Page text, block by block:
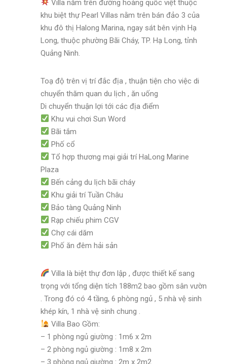
Villa nằm trên đường hoàng quốc việt thuộc
khu biệt thự Pearl Villas nằm trên bán đảo 3 của
khu đô thị Halong Marina, ngay sát bên vịnh Hạ
Long, thuộc phường Bãi Cháy, TP. Hạ Long, tỉnh
Quảng Ninh.
Toạ độ trên vị trí đắc địa , thuận tiện cho việc di
chuyển thăm quan du lịch , ăn uống
Di chuyển thuận lợi tới các địa điểm
Khu vui chơi Sun Word
Bãi tắm
Phố cổ
Tổ hợp thương mại giải trí HaLong Marine
Plaza
Bến cảng du lịch bãi cháy
Khu giải trí Tuần Châu
Bảo tàng Quảng Ninh
Rạp chiếu phim CGV
Chợ cái dăm
Phố ăn đêm hải sản
Villa là biệt thự đơn lập , được thiết kế sang
trọng với tổng diện tích 188m2 bao gồm sân vườn
. Trong đó có 4 tầng, 6 phòng ngủ , 5 nhà vệ sinh
khép kín, 1 nhà vệ sinh chung .
Villa Bao Gồm:
– 1 phòng ngủ giường : 1m6 x 2m
– 2 phòng ngủ giường : 1m8 x 2m
– 3 phòng ngủ giường : 2m x 2m2